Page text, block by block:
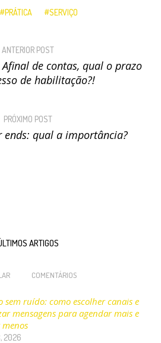
PRÁTICA SERVIÇO
ANTERIOR POST
Afinal de contas, qual o prazo
de habilitação?!
PRÓXIMO POST
ends: qual a importância?
ARTIGOS
COMENTÁRIOS
sem ruído: como escolher canais e
mensagens para agendar mais e
menos
2026